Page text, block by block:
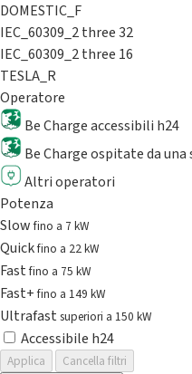
DOMESTIC_F
IEC_60309_2 three 32
IEC_60309_2 three 16
TESLA_R
Operatore
Be Charge accessibili h24
Be Charge ospitate da
Altri operatori
Potenza
Slowfino a 7 kW
Quickfino a 22 kW
Fastfino a 75 kW
Fast+fino a 149 kW
Ultrafast superiori a 150 kW
Accessibile h24
Applica
Cancella filtri